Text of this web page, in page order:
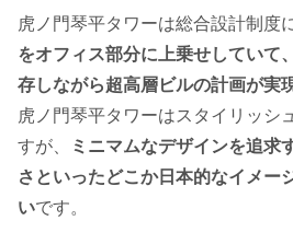
虎ノ門琴平タワーは総合設計制度
をオフィス部分に上乗せしていて
存しながら超高層ビルの計画が実
虎ノ門琴平タワーはスタイリッシ
すが、
ミニマムなデザインを追求
さといったどこか日本的なイメー
いです。